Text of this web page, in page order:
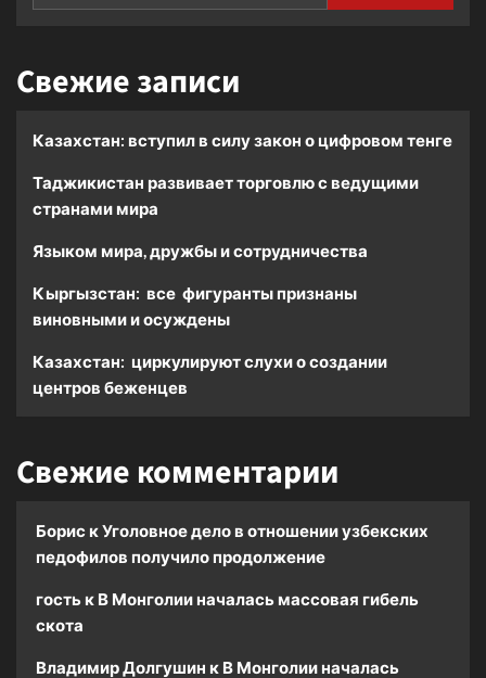
Свежие записи
Казахстан: вступил в силу закон о цифровом тенге
Таджикистан развивает торговлю с ведущими
странами мира
Языком мира, дружбы и сотрудничества
Кыргызстан: все фигуранты признаны
виновными и осуждены
Казахстан: циркулируют слухи о создании
центров беженцев
Свежие комментарии
Борис кУголовное дело в отношении узбекских
педофилов получило продолжение
гость к В Монголии началась массовая гибель
скота
Владимир Долгушин к В Монголии началась